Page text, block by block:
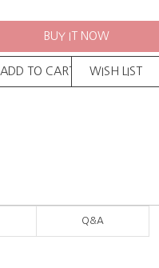
BUY IT NOW
ADD TO CART WISH LIST
Q&A